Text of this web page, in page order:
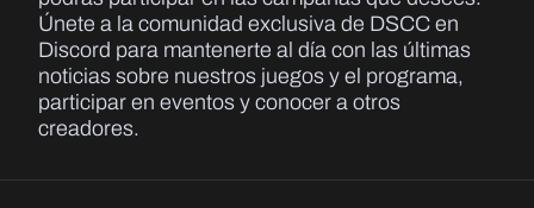
Únete a la comunidad exclusiva de DSCC en
Discord para mantenerte al día con las últimas
noticias sobre nuestros juegos y el programa,
participar en eventos y conocer a otros
creadores.